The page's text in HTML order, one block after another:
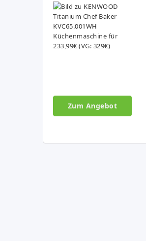
Zum Angebot